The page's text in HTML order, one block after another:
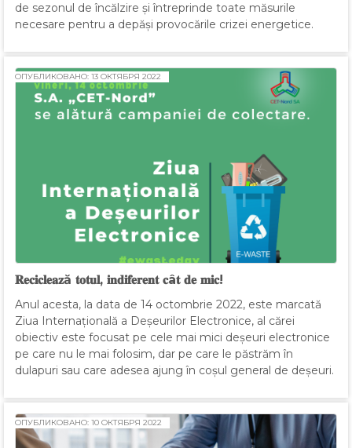
de sezonul de încălzire și întreprinde toate măsurile
necesare pentru a depăși provocările crizei energetice.
𝐑𝐞𝐜𝐢𝐜𝐥𝐞𝐚𝐳ă 𝐭𝐨𝐭𝐮𝐥, 𝐢𝐧𝐝𝐢𝐟𝐞𝐫𝐞𝐧𝐭 𝐜â𝐭 𝐝𝐞 𝐦𝐢𝐜!
ОПУБЛИКОВАНО: 13 ОКТЯБРЯ 2022
Anul acesta, la data de 14 octombrie 2022, este marcată
Ziua Internațională a Deșeurilor Electronice, al cărei
obiectiv este focusat pe cele mai mici deșeuri electronice
pe care nu le mai folosim, dar pe care le păstrăm în
dulapuri sau care adesea ajung în coșul general de deșeuri.
ОПУБЛИКОВАНО: 10 ОКТЯБРЯ 2022